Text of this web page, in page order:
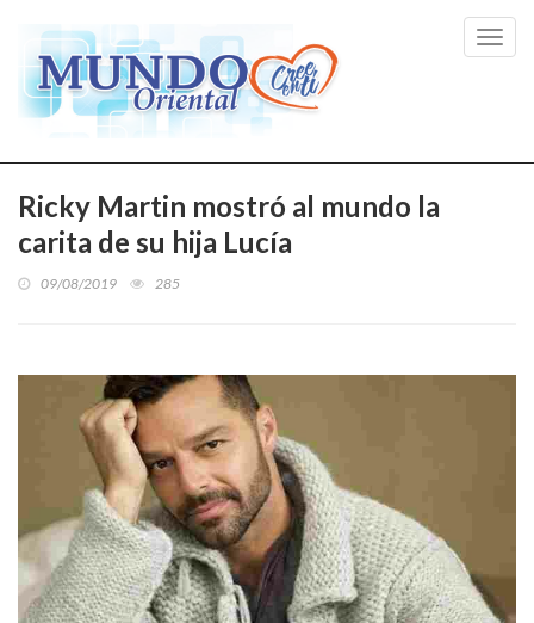
Ricky Martin mostró al mundo la
carita de su hija Lucía
09/08/2019 285